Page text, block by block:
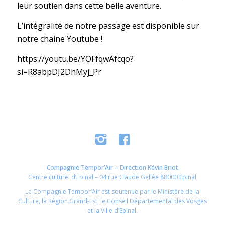
leur soutien dans cette belle aventure.
L’intégralité de notre passage est disponible sur
notre chaine Youtube !
https://youtu.be/YOFfqwAfcqo?
si=R8abpDJ2DhMyj_Pr
Compagnie Tempor’Air – Direction Kévin Briot
Centre culturel d’Epinal – 04 rue Claude Gellée 88000 Epinal
La Compagnie Tempor’Air est soutenue par le Ministère de la
Culture, la Région Grand-Est, le Conseil Départemental des Vosges
et la Ville d’Epinal.